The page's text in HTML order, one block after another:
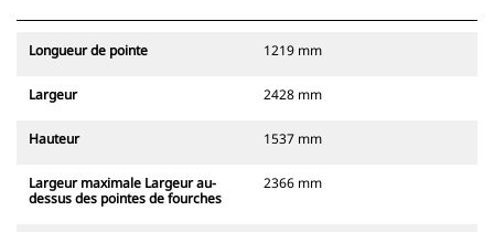
Longueur de pointe 1219 mm
Largeur 2428 mm
Hauteur 1537 mm
Largeur maximale Largeur au-
dessus des pointes de fourches
2366 mm